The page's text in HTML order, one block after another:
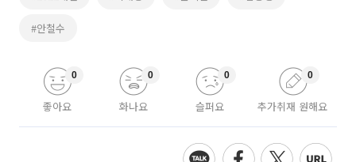
#안철수
좋아요
0
화나요
0
슬퍼요
0
추가취재 원해요
0